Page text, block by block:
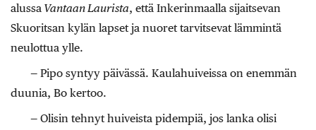
alussa Vantaan Laurista, että Inkerinmaalla sijaitsevan
Skuoritsan kylän lapset ja nuoret tarvitsevat lämmintä
neulottua ylle.
— Pipo syntyy päivässä. Kaulahuiveissa on enemmän
duunia, Bo kertoo.
— Olisin tehnyt huiveista pidempiä, jos lanka olisi